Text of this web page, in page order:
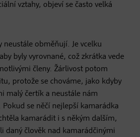
vztahy, objeví se často velká
neustále obměňují. Je vcelku
byly vyrovnané, což zkrátka vede
členy. Žárlivost potom
protože se chováme, jako kdyby
malý čertík a neustále nám
Pokud se něčí nejlepší kamarádka
kamarádit i s někým dalším,
daný člověk nad kamarádčinými